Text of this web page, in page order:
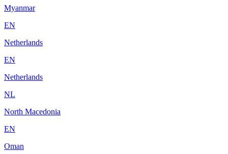
Myanmar
EN
Netherlands
EN
Netherlands
NL
North Macedonia
EN
Oman